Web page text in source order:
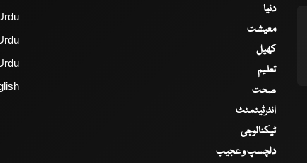
دنیا
معیشت
کھیل
تعلیم
صحت
انٹرٹینمنٹ
ٹیکنالوجی
دلچسپ و عجیب